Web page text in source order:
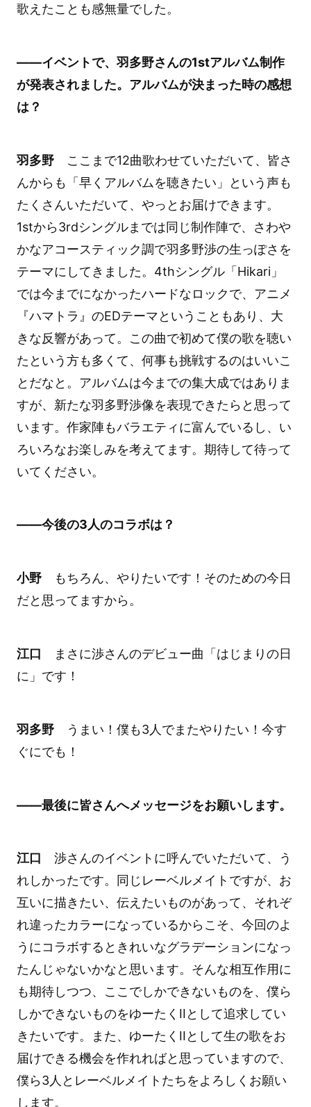
歌えたことも感無量でした。
――イベントで、羽多野さんの1stアルバム制作
が発表されました。アルバムが決まった時の感想
は？
羽多野ここまで12曲歌わせていただいて、皆さ
んからも「早くアルバムを聴きたい」という声も
たくさんいただいて、やっとお届けできます。
1stから3rdシングルまでは同じ制作陣で、さわや
かなアコースティック調で羽多野渉の生っぽさを
テーマにしてきました。4thシングル「Hikari」
では今までになかったハードなロックで、アニメ
『ハマトラ』のEDテーマということもあり、大
きな反響があって。この曲で初めて僕の歌を聴い
たという方も多くて、何事も挑戦するのはいいこ
とだなと。アルバムは今までの集大成ではありま
すが、新たな羽多野渉像を表現できたらと思って
います。作家陣もバラエティに富んでいるし、い
ろいろなお楽しみを考えてます。期待して待って
いてください。
――今後の3人のコラボは？
小野もちろん、やりたいです！そのための今日
だと思ってますから。
江口 まさに渉さんのデビュー曲「はじまりの日
に」です！
羽多野うまい！僕も3人でまたやりたい！今す
ぐにでも！
――最後に皆さんへメッセージをお願いします。
江口 渉さんのイベントに呼んでいただいて、う
れしかったです。同じレーベルメイトですが、お
互いに描きたい、伝えたいものがあって、それぞ
れ違ったカラーになっているからこそ、今回のよ
うにコラボするときれいなグラデーションになっ
たんじゃないかなと思います。そんな相互作用に
も期待しつつ、ここでしかできないものを、僕ら
しかできないものをゆーたくIIとして追求してい
きたいです。また、ゆーたくIIとして生の歌をお
届けできる機会を作れればと思っていますので、
僕ら3人とレーベルメイトたちをよろしくお願い
します。